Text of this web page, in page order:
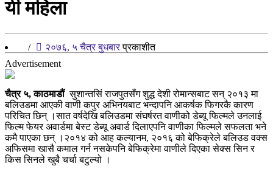
यी महिला
/ २०७६, ५ चैत्र बुधबारप्रकाशीत
Advertisement
चैत्र ५, काठमाडौंसुशान्तसिं राजपुतसँग शुद्ध देशी रोमान्सबाट सन् २०१३ मा
बलिउडमा आएकी वाणी कपुर अभिनयबाट भन्दापनि आकर्षक फिगरकै कारण
परिचित छिन् ।सात वर्षदेखि बलिउडमा संघर्षरत वाणीको डेब्यू फिल्मले उनलाई
फिल्म फेयर अवार्डमा बेस्ट डेब्यू अवार्ड दिलाएपनि वाणीका फिल्मले सफलता भने
कमै पाएका छन् ।२०१४ को आह कल्यानम, २०१६ को बेफिक्रेले बलिउड वक्स
अफिसमा खासै कमाल गर्न नसकेपनि बेफिक्रेमा वाणीले दिएका सेक्स सिन र
किस सिनले खुबै चर्चा बटुल्यो ।